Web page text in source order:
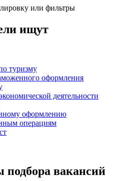
или фильтры
ищут
туризму
оформления
деятельности
оформлению
операциям
вакансий